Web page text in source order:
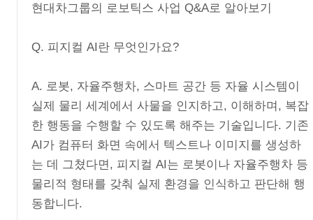
현대차그룹의 로보틱스 사업 Q&A로 알아보기
Q. 피지컬 AI란 무엇인가요?
A. 로봇, 자율주행차, 스마트 공간 등 자율 시스템이
실제 물리 세계에서 사물을 인지하고, 이해하며, 복잡
한 행동을 수행할 수 있도록 해주는 기술입니다. 기존
AI가 컴퓨터 화면 속에서 텍스트나 이미지를 생성하
는 데 그쳤다면, 피지컬 AI는 로봇이나 자율주행차 등
물리적 형태를 갖춰 실제 환경을 인식하고 판단해 행
동합니다.